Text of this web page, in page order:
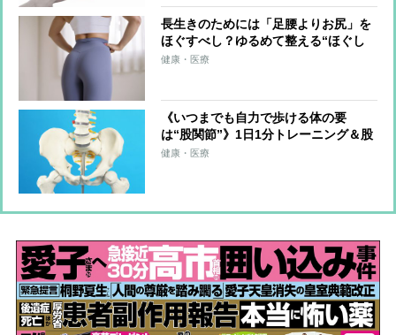
長生きのためには「足腰よりお尻」を
ほぐすべし？ゆるめて整える“ほぐし
術”を8万人以上の体を整えた専門家が
健康・医療
《いつまでも自力で歩ける体の要
は“股関節”》1日1分トレーニング＆股
関節のズレを防ぐ習慣を医師らが解説
健康・医療